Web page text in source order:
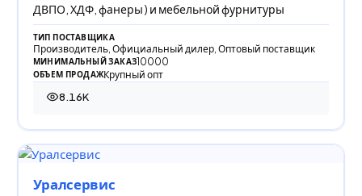
ДВПО, ХДФ, фанеры ) и мебельной фурнитуры
ТИП ПОСТАВЩИКА
Производитель, Официальный дилер, Оптовый поставщик
МИНИМАЛЬНЫЙ ЗАКАЗ10000
ОБЪЕМ ПРОДАЖКрупный опт
8.16K
8 164 просмотра
Уралсервис